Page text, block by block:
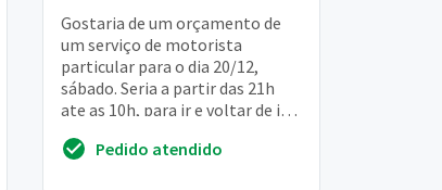
Gostaria de um orçamento de
um serviço de motorista
particular para o dia 20/12,
sábado. Seria a partir das 21h
ate as 10h, para ir e voltar de itu,
jardi...Pedido atendido